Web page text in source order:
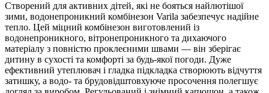
Створений для активних дітей, які не бояться найлютішої
зими, водонепроникний комбінезон Varila забезпечує надійне
тепло. Цей міцний комбінезон виготовлений із
водонепроникного, вітронепроникного та дихаючого
матеріалу з повністю проклеєними швами — він зберігає
дитину в сухості та комфорті за будь-якої погоди. Дуже
ефективний утеплювач і гладка підкладка створюють відчуття
затишку, а водо- та брудовідштовхуюче просочення полегшує